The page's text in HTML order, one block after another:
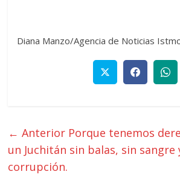
Diana Manzo/Agencia de Noticias
← Anterior Porque tenemos
un Juchitán sin balas, sin sangre
corrupción.